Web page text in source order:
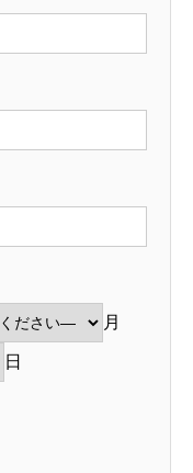
月
日